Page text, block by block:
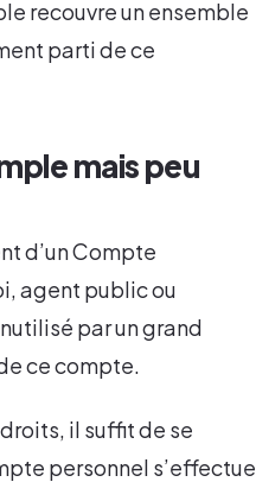
recouvre un ensemble
parti de ce
mais peu
d’un Compte
agent public ou
par un grand
ce compte.
il suffit de se
personnel s’effectue